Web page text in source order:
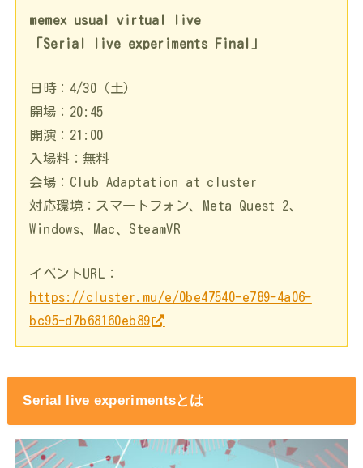
memex usual virtual live
「Serial live experiments Final」
日時：4/30（土）
開場：20:45
開演：21:00
入場料：無料
会場：Club Adaptation at cluster
対応環境：スマートフォン、Meta Quest 2、
Windows、Mac、SteamVR
イベントURL：
https://cluster.mu/e/0be47540-e789-4a06-
bc95-d7b68160eb89
Serial live experimentsとは